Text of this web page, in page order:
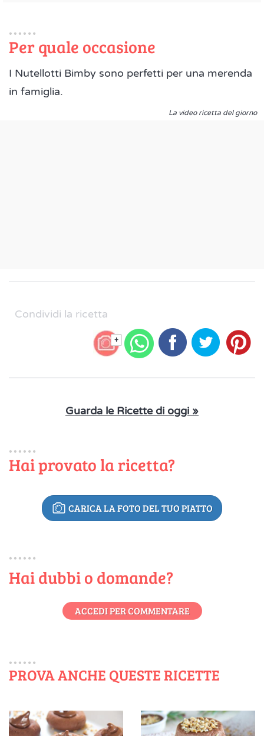
Per quale occasione
I Nutellotti Bimby sono perfetti per una merenda
in famiglia.
La video ricetta del giorno
Condividi la ricetta
+
Guarda le Ricette di oggi »
Hai provato la ricetta?
CARICA LA FOTO DEL TUO PIATTO
Hai dubbi o domande?
ACCEDI PER COMMENTARE
PROVA ANCHE QUESTE RICETTE